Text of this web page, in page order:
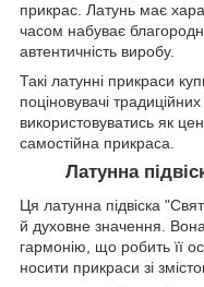
прикрас. Латунь має
часом набуває
автентичність виробу.
Такі латунні прикраси
поціновувачі
використовуватись як
самостійна прикраса.
Латунна
Ця латунна підвіска
й духовне значення.
гармонію, що робить її
носити прикраси зі